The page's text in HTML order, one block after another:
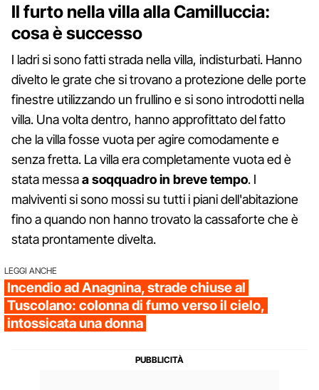
Il furto nella villa alla Camilluccia:
cosa è successo
I ladri si sono fatti strada nella villa, indisturbati. Hanno
divelto le grate che si trovano a protezione delle porte
finestre utilizzando un frullino e si sono introdotti nella
villa. Una volta dentro, hanno approfittato del fatto
che la villa fosse vuota per agire comodamente e
senza fretta. La villa era completamente vuota ed è
stata messaa soqquadro in breve tempo. I
malviventi si sono mossi su tutti i piani dell'abitazione
fino a quando non hanno trovato la cassaforte che è
stata prontamente divelta.
LEGGI ANCHE
Incendio ad Anagnina, strade chiuse al
Tuscolano: colonna di fumo verso il cielo,
intossicata una donna